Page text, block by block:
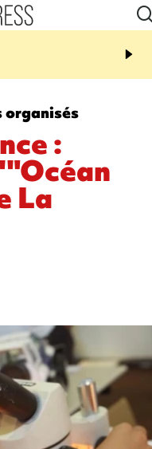
13:09
Des
font cinq morts en
organisés
:
La